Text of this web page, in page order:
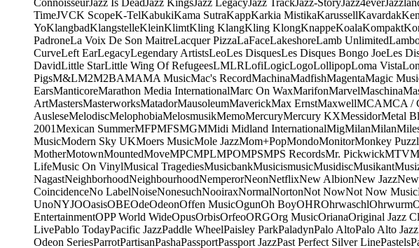
ConnoisseurJazz Is DeadJazz KingsJazz LegacyJazz TrackJazz-StoryJazz4ever
TimeJVCK ScopeK-TelKabukiKama SutraKappKarkia MistikaKarussellKavardakKen
YoKlangbadKlangstelleKleinKlimtKling KlangKling KlongKnappeKoalaKompakt
PadroneLa Voix De Son MaitreLacquer PizzaLaFaceLakeshoreLamb Unlimited
CurveLeft EarLegacyLegendary ArtistsLeoLes DisquesLes Disques Bongo JoeLes
DavidLittle StarLittle Wing Of RefugeesLMLRLofiLogicLogoLollipopLoma Vista
PigsM&LM2M2BAMAMA MusicMac's RecordMachinaMadfishMagentaMagic
EarsManticoreMarathon Media InternationalMarc On WaxMarifonMarvelMaschina
ArtMastersMasterworksMatadorMausoleumMaverickMax ErnstMaxwellMCAMCA /
AusleseMelodiscMelophobiaMelosmusikMemoMercuryMercury KXMessidorMetal
2001Mexican SummerMFPMFSMGMMidi Midland InternationalMigMilanMilan
MusicModern Sky UKMoers MusicMole JazzMom+PopMondoMonitorMonkey
MotherMotownMountedMoveMPCMPLMPOMPSMPS RecordsMr. PickwickMTV
LifeMusic On VinylMusical TragediesMusicbankMusicismusicMusidiscMusikant
NagastNeighborhoodNeighbourhoodNemperorNeonNetflixNew AlbionNew Jazz
CoincidenceNo LabelNoiseNonesuchNooiraxNormalNortonNot NowNot Now Music
UnoNYJOOasisOBEOdeOdeonOffen MusicOgunOh BoyOHROhrwaschlOhrwurm
EntertainmentOPP World WideOpusOrbisOrfeoORGOrg MusicOrianaOriginal Jazz
LivePablo TodayPacific JazzPaddle WheelPaisley ParkPaladynPalo AltoPalo Alto Jazz
Odeon SeriesParrotPartisanPashaPassportPassport JazzPast Perfect Silver LinePastels